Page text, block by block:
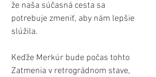
že naša súčasná cesta sa
potrebuje zmeniť, aby nám lepšie
slúžila.
Keďže Merkúr bude počas tohto
Zatmenia v retrográdnom stave,